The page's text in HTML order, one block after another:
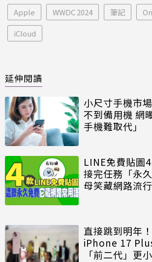
Apple WWDC 2024 筆記
iCloud
延伸閱讀
小尺寸手機市
不到備用機 網
手機難取代」
LINE免費貼圖
接完任務「永
母笑藏網路流
直接跳到明年
iPhone 17
「前二代」更小